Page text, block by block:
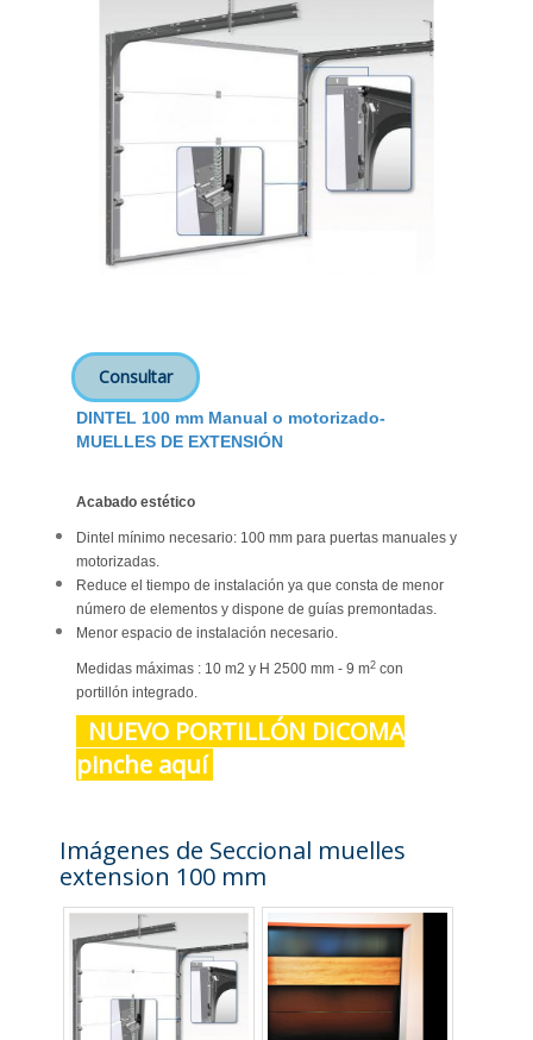
Consultar
DINTEL 100 mm Manual o motorizado-
MUELLES DE EXTENSIÓN
Acabado estético
Dintel mínimo necesario: 100 mm para puertas manuales y
motorizadas.
Reduce el tiempo de instalación ya que consta de menor
número de elementos y dispone de guías premontadas.
Menor espacio de instalación necesario.
Medidas máximas : 10 m2 y H 2500 mm - 9 m2 con
portillón integrado.
NUEVO PORTILLÓN DICOMA
pinche aquí
Imágenes de Seccional muelles
extension 100 mm